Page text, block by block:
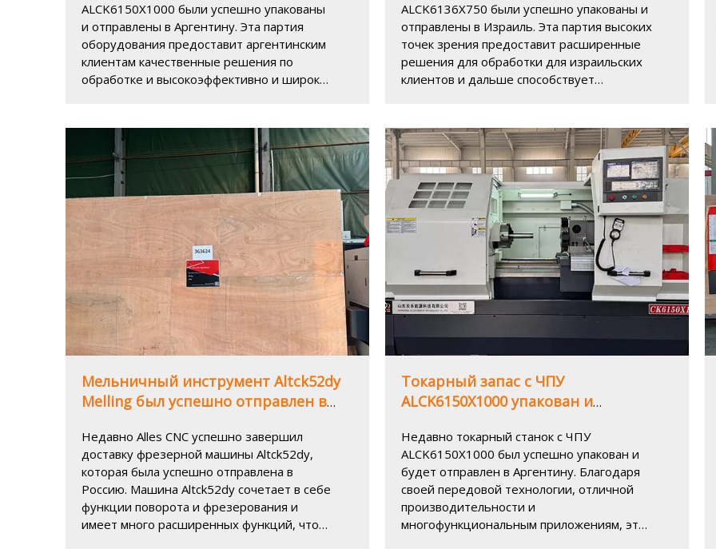
ALCK6150X1000 были успешно упакованы
и отправлены в Аргентину. Эта партия
оборудования предоставит аргентинским
клиентам качественные решения по
обработке и высокоэффективно и широко
используется во многих отраслях, включая
автомобили, аэрокосмическую,
изготовление плесени, обработку и т. Д.
ALCK6136X750 были успешно упакованы и
отправлены в Израиль. Эта партия высоких
точек зрения предоставит расширенные
решения для обработки для израильских
клиентов и дальше способствует
Мельничный инструмент Altck52dy
Melling был успешно отправлен в
промышленности точной
обработки
Недавно Alles CNC успешно завершил
доставку фрезерной машины Altck52dy,
которая была успешно отправлена ​​в
Россию. Машина Altck52dy сочетает в себе
функции поворота и фрезерования и
имеет много расширенных функций, что
Токарный запас с ЧПУ
ALCK6150X1000 упакован и
промышленное обновление и
точное производство
Недавно токарный станок с ЧПУ
ALCK6150X1000 был успешно упакован и
будет отправлен в Аргентину. Благодаря
своей передовой технологии, отличной
производительности и
многофункциональным приложениям, этот